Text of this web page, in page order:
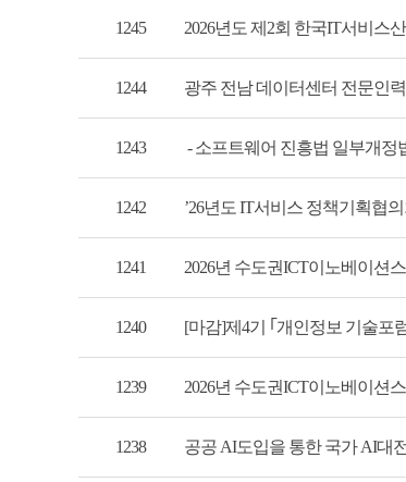
1245 2026년도 제2회 한국IT서비스
1244 광주 전남 데이터센터 전문인
1243 - 소프트웨어 진흥법 일부개정
1242 ’26년도 IT서비스 정책기획협
1241 2026년 수도권ICT이노베이션
1240 [마감]제4기 ｢개인정보 기술포
1239 2026년 수도권ICT이노베이션
1238 공공 AI도입을 통한 국가 AI대